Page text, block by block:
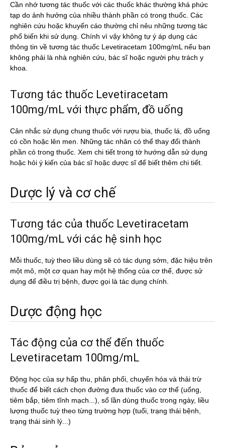
Cần nhớ tương tác thuốc với các thuốc khác thường khá phức
tạp do ảnh hưởng của nhiều thành phần có trong thuốc. Các
nghiên cứu hoặc khuyến cáo thường chỉ nêu những tương tác
phổ biến khi sử dụng. Chính vì vậy không tự ý áp dụng các
thông tin về tương tác thuốc Levetiracetam 100mg/mL nếu bạn
không phải là nhà nghiên cứu, bác sĩ hoặc người phụ trách y
khoa.
Tương tác thuốc Levetiracetam
100mg/mL với thực phẩm, đồ uống
Cân nhắc sử dụng chung thuốc với rượu bia, thuốc lá, đồ uống
có cồn hoặc lên men. Những tác nhân có thể thay đổi thành
phần có trong thuốc. Xem chi tiết trong tờ hướng dẫn sử dụng
hoặc hỏi ý kiến của bác sĩ hoặc dược sĩ để biết thêm chi tiết.
Dược lý và cơ chế
Tương tác của thuốc Levetiracetam
100mg/mL với các hệ sinh học
Mỗi thuốc, tuỳ theo liều dùng sẽ có tác dụng sớm, đặc hiệu trên
một mô, một cơ quan hay một hệ thống của cơ thể, được sử
dụng để điều trị bệnh, được gọi là tác dụng chính.
Dược động học
Tác động của cơ thể đến thuốc
Levetiracetam 100mg/mL
Động học của sự hấp thu, phân phối, chuyển hóa và thải trừ
thuốc để biết cách chọn đường đưa thuốc vào cơ thể (uống,
tiêm bắp, tiêm tĩnh mạch...), số lần dùng thuốc trong ngày, liều
lượng thuốc tuỳ theo từng trường hợp (tuổi, trạng thái bệnh,
trạng thái sinh lý...)